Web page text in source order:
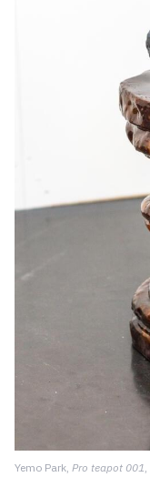
Yemo Park, Pro teapot 001